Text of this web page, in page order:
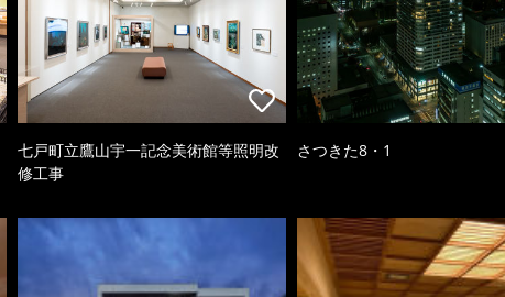
七戸町立鷹山宇一記念美術館等照明改
修工事
さつきた8・1